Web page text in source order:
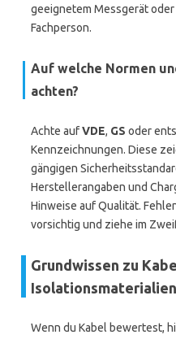
geeignetem Messgerät
Fachperson.
Auf welche Normen
achten?
Achte aufVDE, GS oder
Kennzeichnungen. Diese
gängigen
Herstellerangaben und
Hinweise auf Qualität.
vorsichtig und ziehe im
Grundwissen zu
Wenn du Kabel bewertest,